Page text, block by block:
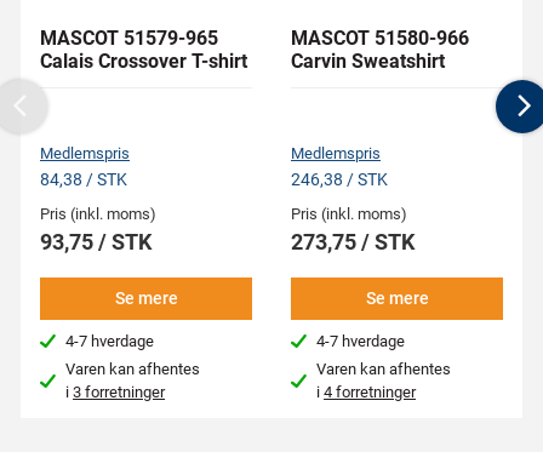
MASCOT 51579-965
Calais Crossover T-shirt
Medlemspris
84,38 / STK
Pris (inkl. moms)
93,75 / STK
Se mere
4-7 hverdage
Varen kan afhentes
i3 forretninger
MASCOT 51580-966
Carvin Sweatshirt
Medlemspris
246,38 / STK
Pris (inkl. moms)
273,75 / STK
Se mere
4-7 hverdage
Varen kan afhentes
i4 forretninger
Previous